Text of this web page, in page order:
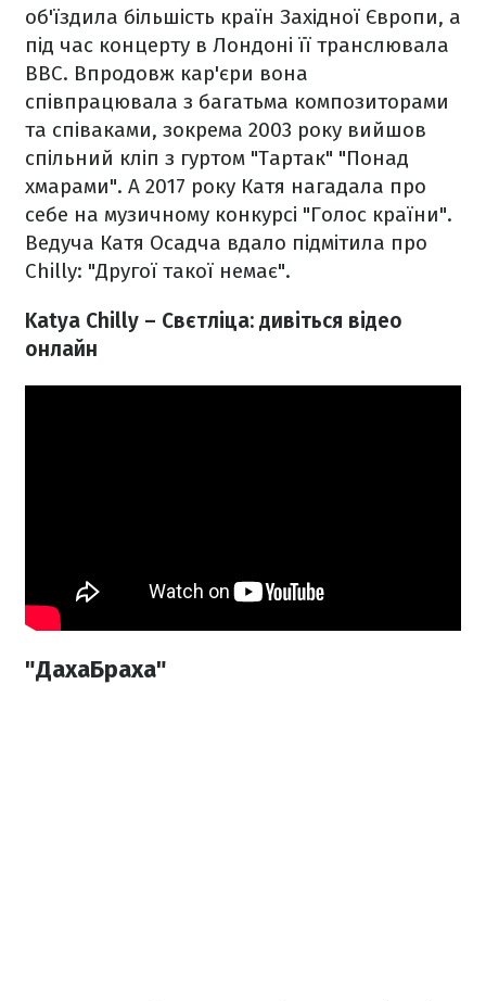
об'їздила більшість країн Західної Європи, а
під час концерту в Лондоні її транслювала
BBC. Впродовж кар'єри вона
співпрацювала з багатьма композиторами
та співаками, зокрема 2003 року вийшов
спільний кліп з гуртом "Тартак" "Понад
хмарами". А 2017 року Катя нагадала про
себе на музичному конкурсі "Голос країни".
Ведуча Катя Осадча вдало підмітила про
Chilly: "Другої такої немає".
Katya Chilly – Свєтліца: дивіться відео
онлайн
"ДахаБраха"